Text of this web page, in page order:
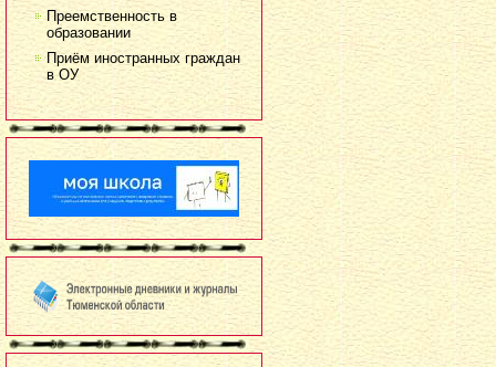
Преемственность в
образовании
Приём иностранных граждан
в ОУ